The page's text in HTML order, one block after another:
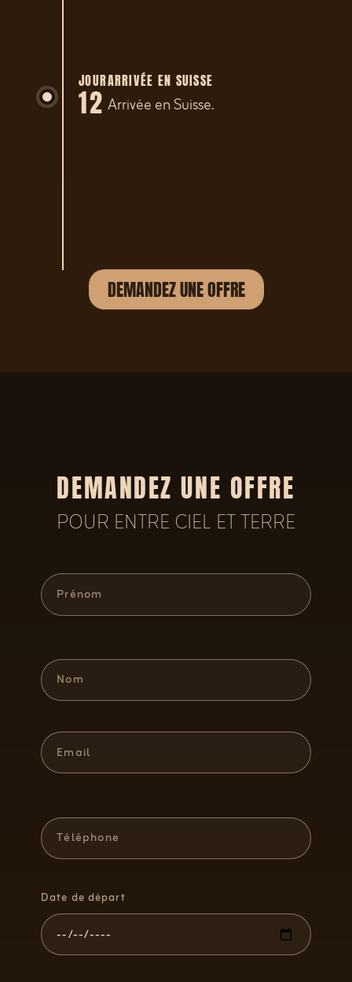
destination de la Suisse.
JOUR
12
ARRIVÉE EN SUISSE
Arrivée en Suisse.
DEMANDEZ UNE OFFRE
DEMANDEZ UNE OFFRE
POUR ENTRE CIEL ET TERRE
Date de départ